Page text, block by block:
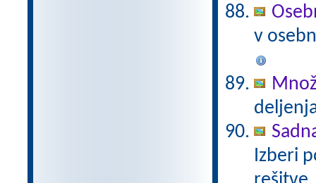
v
Izberi